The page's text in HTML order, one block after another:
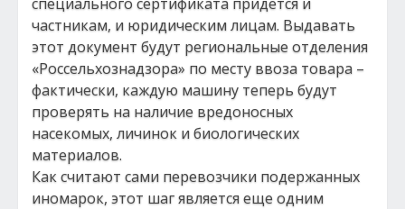
частникам, и юридическим лицам. Выдавать
этот документ будут региональные отделения
«Россельхознадзора» по месту ввоза товара –
фактически, каждую машину теперь будут
проверять на наличие вредоносных
насекомых, личинок и биологических
материалов.
Как считают сами перевозчики подержанных
иномарок, этот шаг является еще одним